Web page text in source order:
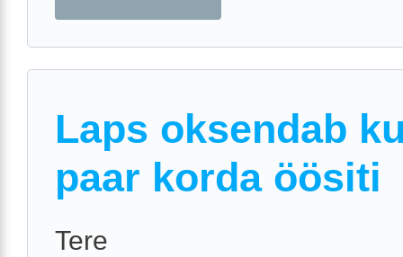
Laps oksendab
paar korda öösiti
Tere